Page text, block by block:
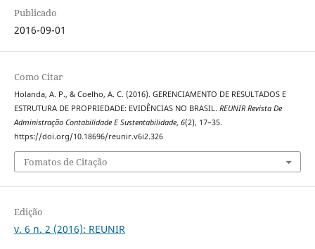
Publicado
2016-09-01
Como Citar
Holanda, A. P., & Coelho, A. C. (2016). GERENCIAMENTO DE RESULTADOS E
ESTRUTURA DE PROPRIEDADE: EVIDÊNCIAS NO BRASIL. REUNIR Revista De
Administração Contabilidade E Sustentabilidade, 6(2), 17–35.
https://doi.org/10.18696/reunir.v6i2.326
Fomatos de Citação
Edição
v. 6 n. 2 (2016): REUNIR